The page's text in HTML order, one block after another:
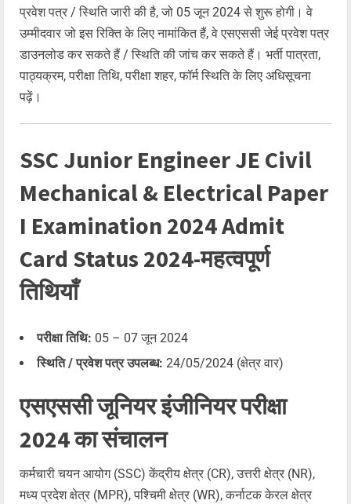
प्रवेश पत्र / स्थिति जारी की है, जो 05 जून 2024 से शुरू होगी। वे
उम्मीदवार जो इस रिक्ति के लिए नामांकित हैं, वे एसएससी जेई प्रवेश पत्र
डाउनलोड कर सकते हैं / स्थिति की जांच कर सकते हैं। भर्ती पात्रता,
पाठ्यक्रम, परीक्षा तिथि, परीक्षा शहर, फॉर्म स्थिति के लिए अधिसूचना
पढ़ें।
SSC Junior Engineer JE Civil
Mechanical & Electrical Paper
I Examination 2024 Admit
Card Status 2024-महत्वपूर्ण
तिथियाँ
परीक्षा तिथि: 05 – 07 जून 2024
स्थिति / प्रवेश पत्र उपलब्ध: 24/05/2024 (क्षेत्र वार)
एसएससी जूनियर इंजीनियर परीक्षा
2024 का संचालन
कर्मचारी चयन आयोग (SSC) केंद्रीय क्षेत्र (CR), उत्तरी क्षेत्र (NR),
मध्य प्रदेश क्षेत्र (MPR), पश्चिमी क्षेत्र (WR), कर्नाटक केरल क्षेत्र